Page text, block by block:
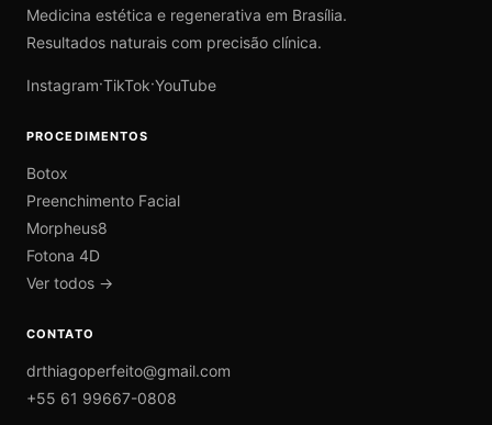
Medicina estética e regenerativa em Brasília.
Resultados naturais com precisão clínica.
Instagram·TikTok·YouTube
PROCEDIMENTOS
Botox
Preenchimento Facial
Morpheus8
Fotona 4D
Ver todos →
CONTATO
drthiagoperfeito@gmail.com
+55 61 99667-0808